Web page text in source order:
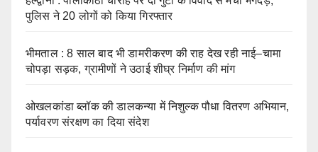
पुलिस ने 20 लोगों को किया गिरफ्तार
भीमताल : 8 साल बाद भी डामरीकरण की राह देख रही नाई–चामा
चोपड़ा सड़क, ग्रामीणों ने उठाई शीघ्र निर्माण की मांग
ओखलकांडा ब्लॉक की डालकन्या में निशुल्क पौधा वितरण अभियान,
पर्यावरण संरक्षण का दिया संदेश